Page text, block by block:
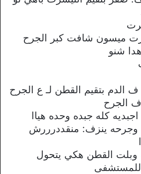
ميسون شافت كبر الجرح
شنو
الدم بتقيم القطن لـ ع الجرح
الجرح
كله جبده وحده هياا
وجرحه ينزف: منقددرررش
وبلت القطن هكي يتحول